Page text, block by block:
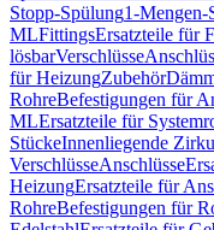
Stopp-Spülung1-Mengen-
MLFittingsErsatzteile für
lösbarVerschlüsse
für HeizungZubehör
RohreBefestigungen für
MLErsatzteile für
StückeInnenliegende
VerschlüsseAnschlüsse
HeizungErsatzteile für
RohreBefestigungen für